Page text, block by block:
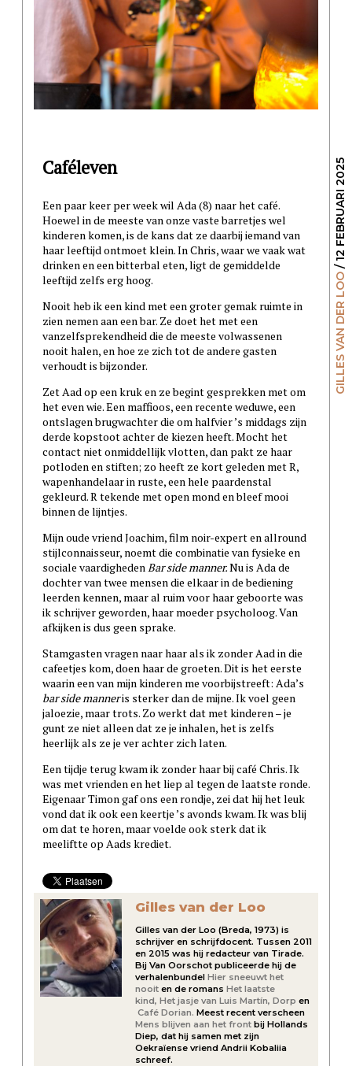
GILLES VAN DER LOO
/ 12 FEBRUARI 2025
Caféleven
Een paar keer per week wil Ada (8) naar het café.
Hoewel in de meeste van onze vaste barretjes wel
kinderen komen, is de kans dat ze daarbij iemand van
haar leeftijd ontmoet klein. In Chris, waar we vaak wat
drinken en een bitterbal eten, ligt de gemiddelde
leeftijd zelfs erg hoog.
Nooit heb ik een kind met een groter gemak ruimte in
zien nemen aan een bar. Ze doet het met een
vanzelfsprekendheid die de meeste volwassenen
nooit halen, en hoe ze zich tot de andere gasten
verhoudt is bijzonder.
Zet Aad op een kruk en ze begint gesprekken met om
het even wie. Een maffioos, een recente weduwe, een
ontslagen brugwachter die om halfvier ’s middags zijn
derde kopstoot achter de kiezen heeft. Mocht het
contact niet onmiddellijk vlotten, dan pakt ze haar
potloden en stiften; zo heeft ze kort geleden met R,
wapenhandelaar in ruste, een hele paardenstal
gekleurd. R tekende met open mond en bleef mooi
binnen de lijntjes.
Mijn oude vriend Joachim, film noir-expert en allround
stijlconnaisseur, noemt die combinatie van fysieke en
sociale vaardighedenBar side manner.Nu is Ada de
dochter van twee mensen die elkaar in de bediening
leerden kennen, maar al ruim voor haar geboorte was
ik schrijver geworden, haar moeder psycholoog. Van
afkijken is dus geen sprake.
Stamgasten vragen naar haar als ik zonder Aad in die
cafeetjes kom, doen haar de groeten. Dit is het eerste
waarin een van mijn kinderen me voorbijstreeft: Ada’s
bar side manneris sterker dan de mijne. Ik voel geen
jaloezie, maar trots. Zo werkt dat met kinderen – je
gunt ze niet alleen dat ze je inhalen, het is zelfs
heerlijk als ze je ver achter zich laten.
Een tijdje terug kwam ik zonder haar bij café Chris. Ik
was met vrienden en het liep al tegen de laatste ronde.
Eigenaar Timon gaf ons een rondje, zei dat hij het leuk
vond dat ik ook een keertje ’s avonds kwam. Ik was blij
om dat te horen, maar voelde ook sterk dat ik
meeliftte op Aads krediet.
Gilles van der Loo
Gilles van der Loo (Breda, 1973) is
schrijver en schrijfdocent. Tussen 2011
en 2015 was hij redacteur van Tirade.
Bij Van Oorschot publiceerde hij de
verhalenbundelHier sneeuwt het
nooit en de romansHet laatste
kind, Het jasje van Luis Martín, Dorp en
Café Dorian. Meest recent verscheen
Mens blijven aan het front bij Hollands
Diep, dat hij samen met zijn
Oekraïense vriend Andrii Kobaliia
schreef.